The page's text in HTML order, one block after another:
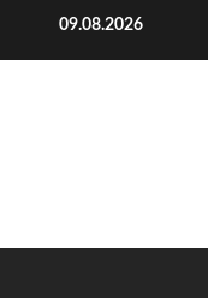
09.08.2026